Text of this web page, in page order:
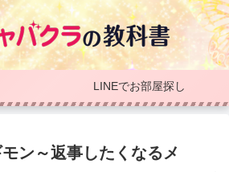
LINEでお部屋探し
ン～返事したくなるメ